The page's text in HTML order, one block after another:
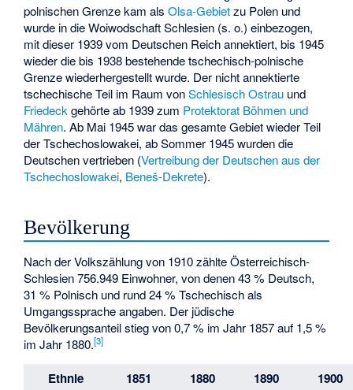
polnischen Grenze kam alsOlsa-Gebietzu Polen und
wurde in die Woiwodschaft Schlesien (s. o.) einbezogen,
mit dieser 1939 vom Deutschen Reich annektiert, bis 1945
wieder die bis 1938 bestehende tschechisch-polnische
Grenze wiederhergestellt wurde. Der nicht annektierte
tschechische Teil im Raum vonSchlesisch Ostrau und
Friedeck gehörte ab 1939 zum Protektorat Böhmen und
Mähren. Ab Mai 1945 war das gesamte Gebiet wieder Teil
der Tschechoslowakei, ab Sommer 1945 wurden die
Deutschen vertrieben (Vertreibung der Deutschen aus der
Tschechoslowakei, Beneš-Dekrete).
Bevölkerung
Nach der Volkszählung von 1910 zählte Österreichisch-
Schlesien 756.949 Einwohner, von denen 43 % Deutsch,
31 % Polnisch und rund 24 % Tschechisch als
Umgangssprache angaben. Der jüdische
Bevölkerungsanteil stieg von 0,7 % im Jahr 1857 auf 1,5 %
im Jahr 1880.[3]
Ethnie 1851 1880 1890 1900